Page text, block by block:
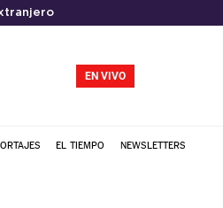
EN VIVO
EL TIEMPO NEWSLETTERS